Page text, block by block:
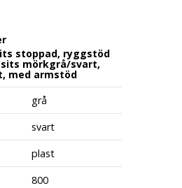
stoppad, ryggstöd
mörkgrå/svart,
med armstöd
grå
svart
plast
800